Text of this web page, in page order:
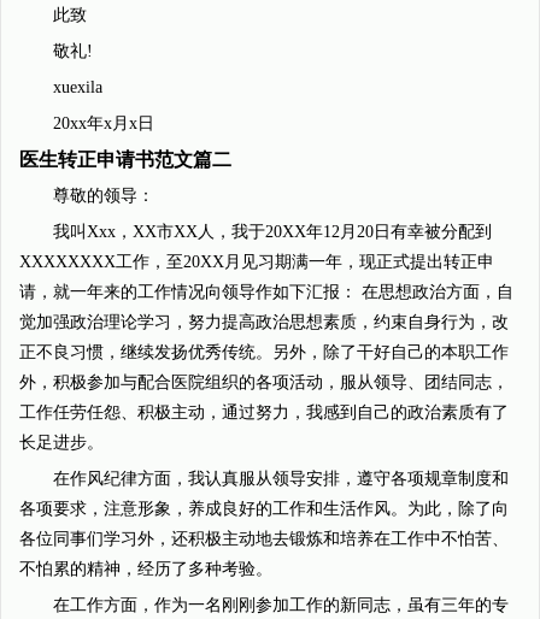
此致
敬礼!
xuexila
20xx年x月x日
医生转正申请书范文篇二
尊敬的领导：
我叫Xxx，XX市XX人，我于20XX年12月20日有幸被分配到
XXXXXXXX工作，至20XX月见习期满一年，现正式提出转正申
请，就一年来的工作情况向领导作如下汇报： 在思想政治方面，自
觉加强政治理论学习，努力提高政治思想素质，约束自身行为，改
正不良习惯，继续发扬优秀传统。另外，除了干好自己的本职工作
外，积极参加与配合医院组织的各项活动，服从领导、团结同志，
工作任劳任怨、积极主动，通过努力，我感到自己的政治素质有了
长足进步。
在作风纪律方面，我认真服从领导安排，遵守各项规章制度和
各项要求，注意形象，养成良好的工作和生活作风。为此，除了向
各位同事们学习外，还积极主动地去锻炼和培养在工作中不怕苦、
不怕累的精神，经历了多种考验。
在工作方面，作为一名刚刚参加工作的新同志，虽有三年的专